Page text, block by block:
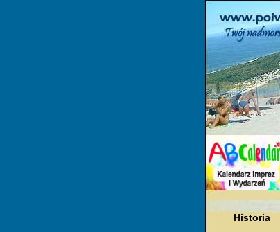
Historia